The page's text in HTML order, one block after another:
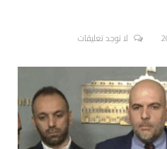
لا توجد تعليقات